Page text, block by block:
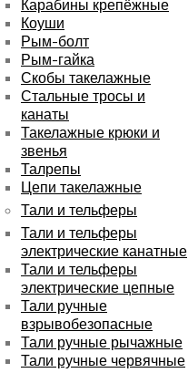
Карабины крепёжные
Коуши
Рым-болт
Рым-гайка
Скобы такелажные
Стальные тросы и
канаты
Такелажные крюки и
звенья
Талрепы
Цепи такелажные
Тали и тельферы
Тали и тельферы
электрические канатные
Тали и тельферы
электрические цепные
Тали ручные
взрывобезопасные
Тали ручные рычажные
Тали ручные червячные